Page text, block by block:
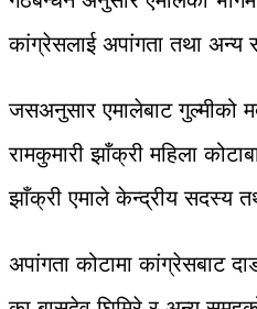
कांग्रेसलाई अपांगता तथा अन्य
जसअनुसार एमालेबाट गुल्मीको
रामकुमारी झाँक्री महिला
झाँक्री एमाले केन्द्रीय सदस्य
अपांगता कोटामा कांग्रेसबाट